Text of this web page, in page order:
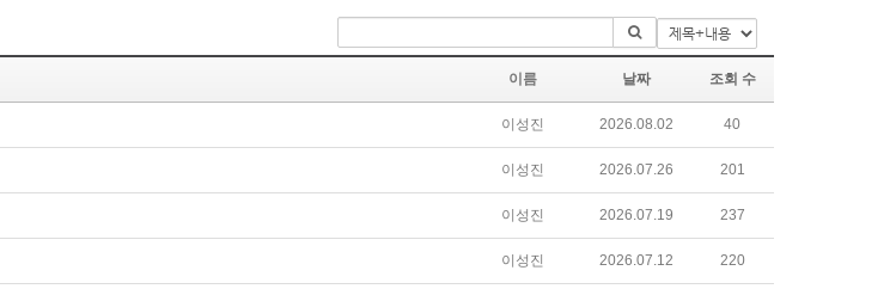
이름 날짜 조회 수
이성진 2026.08.02 40
이성진 2026.07.26 201
이성진 2026.07.19 237
이성진 2026.07.12 220